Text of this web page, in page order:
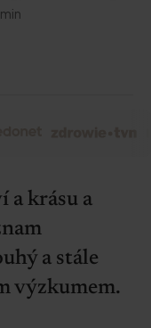
min
a krásu a
a stále
výzkumem.